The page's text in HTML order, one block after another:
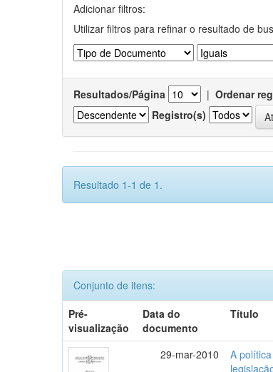
Adicionar filtros:
Utilizar filtros para refinar o resultado de
Resultados/Página | Ordenar
Registro(s)
Resultado 1-1 de 1.
Conjunto de itens:
Pré-
visualização
Data do
documento
Título
29-mar-2010
A